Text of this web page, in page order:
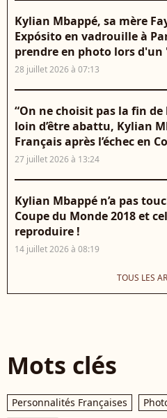
Kylian Mbappé, sa mère
Expósito en vadrouille à
prendre en photo lors
28 juillet 2026 à 07:13
“On ne choisit pas la fin de
loin d’être abattu, Kylian
Français après l’échec en
27 juillet 2026 à 13:24
Kylian Mbappé n’a pas
Coupe du Monde 2018 et
reproduire !
14 juillet 2026 à 08:19
TOUS LES
Mots clés
Personnalités Françaises